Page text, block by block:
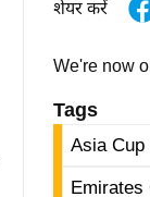
शेयर करें
We're now
Tags
Asia Cup
Emirates